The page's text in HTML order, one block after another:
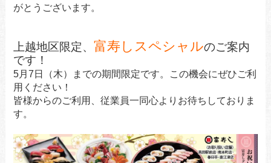
がとうございます。
上越地区限定、 富寿しスペシャルのご案内
です！
5月7日（木）までの期間限定です。この機会にぜひご利
用ください！
皆様からのご利用、従業員一同心よりお待ちしておりま
す。